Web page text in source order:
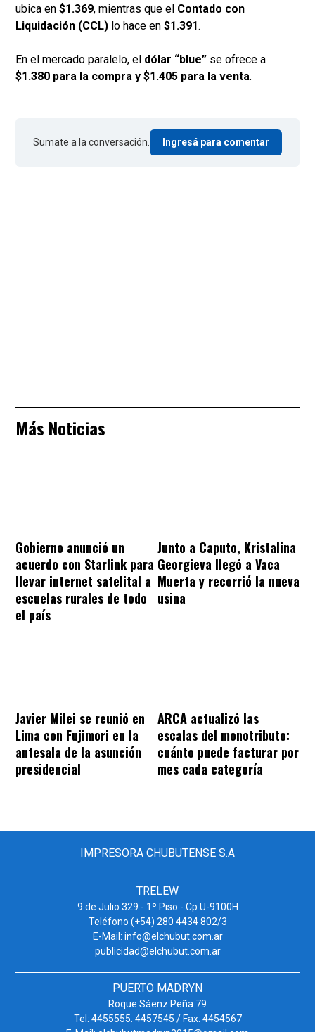
ubica en $1.369, mientras que el Contado con
Liquidación (CCL) lo hace en $1.391.
En el mercado paralelo, el dólar “blue” se ofrece a
$1.380 para la compra y $1.405 para la venta.
Sumate a la conversación. Ingresá para comentar
Más Noticias
Gobierno anunció un
acuerdo con Starlink para
llevar internet satelital a
escuelas rurales de todo
el país
Junto a Caputo, Kristalina
Georgieva llegó a Vaca
Muerta y recorrió la nueva
usina
Javier Milei se reunió en
Lima con Fujimori en la
antesala de la asunción
presidencial
ARCA actualizó las
escalas del monotributo:
cuánto puede facturar por
mes cada categoría
IMPRESORA CHUBUTENSE S.A
TRELEW
9 de Julio 329 - 1º Piso - Cp U-9100H
Teléfono (+54) 280 4434 802/3
E-Mail: info@elchubut.com.ar
publicidad@elchubut.com.ar
PUERTO MADRYN
Roque Sáenz Peña 79
Tel: 4455555. 4457545 / Fax: 4454567